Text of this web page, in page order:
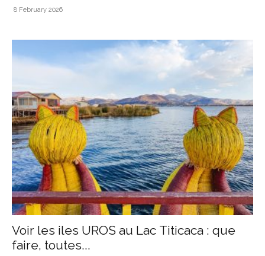
8 February 2026
Voir les iles UROS au Lac Titicaca : que
faire, toutes...